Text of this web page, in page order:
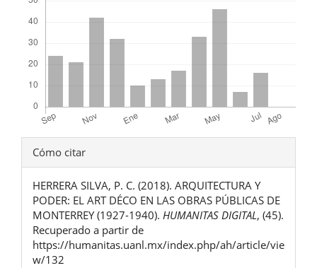
Detalles
del
artículo
Cómo citar
HERRERA SILVA, P. C. (2018). ARQUITECTURA Y
PODER: EL ART DÉCO EN LAS OBRAS PÚBLICAS DE
MONTERREY (1927-1940). HUMANITAS DIGITAL, (45).
Recuperado a partir de
https://humanitas.uanl.mx/index.php/ah/article/vie
w/132